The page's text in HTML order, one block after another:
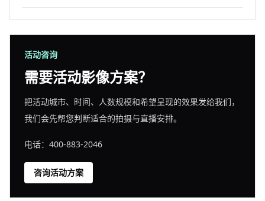
活动咨询
需要活动影像方案？
把活动城市、时间、人数规模和希望呈现的效果发给我们，
我们会先帮您判断适合的拍摄与直播安排。
电话：400-883-2046
咨询活动方案